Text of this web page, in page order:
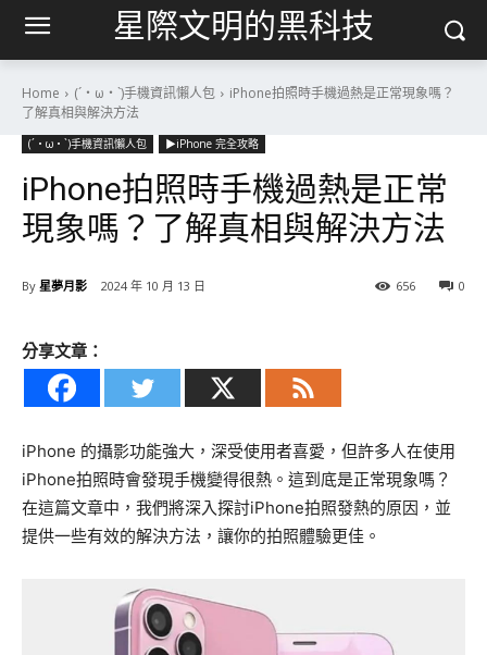
星際文明的黑科技
Home (´・ω・`)手機資訊懶人包
iPhone拍照時手機過熱是正常現象嗎？
了解真相與解決方法
(´・ω・`)手機資訊懶人包 ▶iPhone 完全攻略
iPhone拍照時手機過熱是正常
現象嗎？了解真相與解決方法
By 星夢月影 2024 年 10 月 13 日 0
656
分享文章：
iPhone 的攝影功能強大，深受使用者喜愛，但許多人在使用
iPhone拍照時會發現手機變得很熱。這到底是正常現象嗎？
在這篇文章中，我們將深入探討iPhone拍照發熱的原因，並
提供一些有效的解決方法，讓你的拍照體驗更佳。